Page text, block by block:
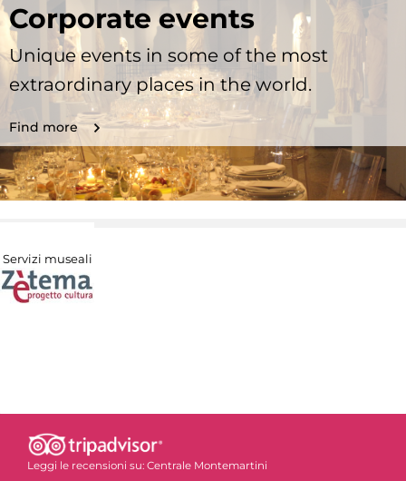
Corporate events
Unique events in some of the most
extraordinary places in the world.
Find more
Servizi museali
Leggi le recensioni su: Centrale Montemartini